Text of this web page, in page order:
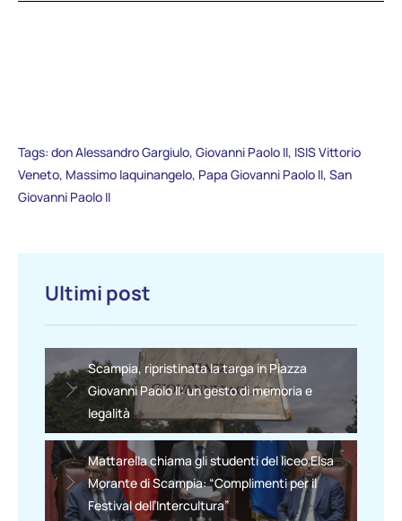
Tags: don Alessandro Gargiulo, Giovanni Paolo II, ISIS Vittorio
Veneto, Massimo Iaquinangelo, Papa Giovanni Paolo II, San
Giovanni Paolo II
Ultimi post
Scampia, ripristinata la targa in Piazza
Giovanni Paolo II: un gesto di memoria e
legalità
Mattarella chiama gli studenti del liceo Elsa
Morante di Scampia: “Complimenti per il
Festival dell’Intercultura”